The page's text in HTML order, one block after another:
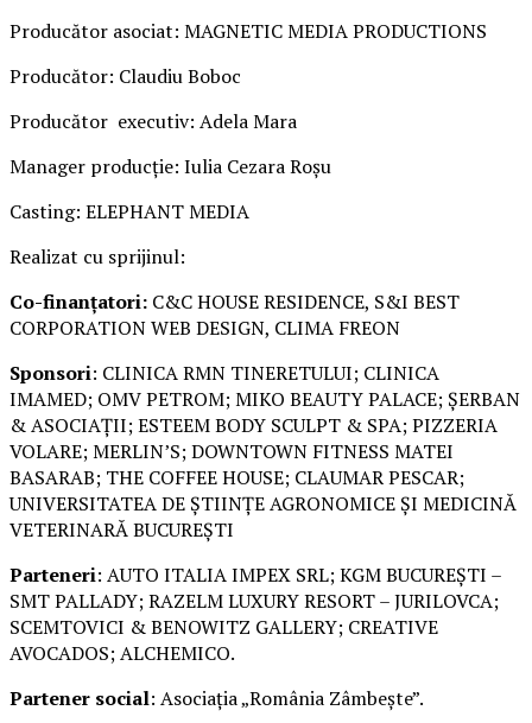
Producător asociat: MAGNETIC MEDIA PRODUCTIONS
Producător: Claudiu Boboc
Producător executiv: Adela Mara
Manager producție: Iulia Cezara Roșu
Casting: ELEPHANT MEDIA
Realizat cu sprijinul:
Co-finanțatori: C&C HOUSE RESIDENCE, S&I BEST
CORPORATION WEB DESIGN, CLIMA FREON
Sponsori: CLINICA RMN TINERETULUI; CLINICA
IMAMED; OMV PETROM; MIKO BEAUTY PALACE; ȘERBAN
& ASOCIAȚII; ESTEEM BODY SCULPT & SPA; PIZZERIA
VOLARE; MERLIN’S; DOWNTOWN FITNESS MATEI
BASARAB; THE COFFEE HOUSE; CLAUMAR PESCAR;
UNIVERSITATEA DE ȘTIINȚE AGRONOMICE ȘI MEDICINĂ
VETERINARĂ BUCUREȘTI
Parteneri: AUTO ITALIA IMPEX SRL; KGM BUCUREȘTI –
SMT PALLADY; RAZELM LUXURY RESORT – JURILOVCA;
SCEMTOVICI & BENOWITZ GALLERY; CREATIVE
AVOCADOS; ALCHEMICO.
Partener social: Asociația „România Zâmbește”.